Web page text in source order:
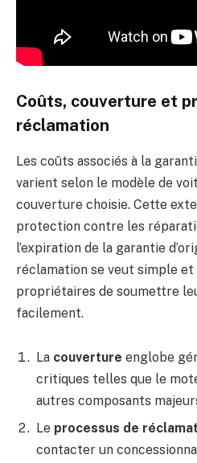
Coûts, couverture et
réclamation
Les coûts associés à la
varient selon le modèle de
couverture choisie. Cette
protection contre les
l’expiration de la garantie
réclamation se veut simple
propriétaires de soumettre
facilement.
La couverture englobe
critiques telles que le
autres composants
Le processus de
contacter un